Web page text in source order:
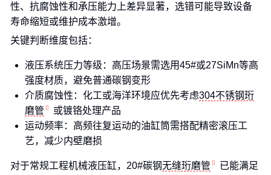
性、抗腐蚀性和承压能力上差异显著，选错可能导致设备
寿命缩短或维护成本激增。
关键判断维度包括：
液压系统压力等级：高压场景需选用45#或27SiMn等高
强度材质，避免普通碳钢变形
介质腐蚀性：化工或海洋环境应优先考虑304不锈钢珩
磨管
或镀铬处理产品
运动频率：高频往复运动的油缸筒需搭配精密滚压工
艺，减少内壁磨损
对于常规工程机械液压缸，20#碳钢无缝珩磨管
已能满足